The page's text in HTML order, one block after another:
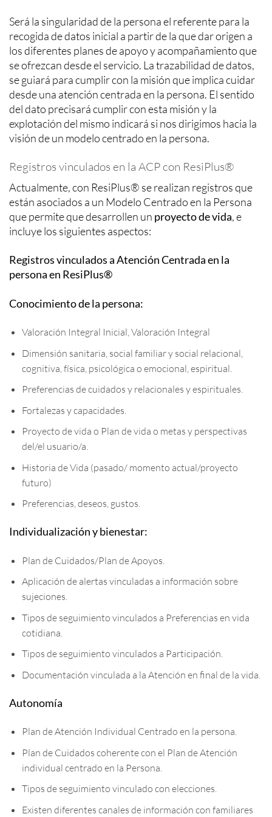
Será la singularidad de la persona el referente para la
recogida de datos inicial a partir de la que dar origen a
los diferentes planes de apoyo y acompañamiento que
se ofrezcan desde el servicio. La trazabilidad de datos,
se guiará para cumplir con la misión que implica cuidar
desde una atención centrada en la persona. El sentido
del dato precisará cumplir con esta misión y la
explotación del mismo indicará si nos dirigimos hacia la
visión de un modelo centrado en la persona.
Registros vinculados en la ACP con ResiPlus®
Actualmente, con ResiPlus® se realizan registros que
están asociados a un Modelo Centrado en la Persona
que permite que desarrollen un proyecto de vida, e
incluye los siguientes aspectos:
Registros vinculados a Atención Centrada en la
persona en ResiPlus®
Conocimiento de la persona:
Valoración Integral Inicial, Valoración Integral
Dimensión sanitaria, social familiar y social relacional,
cognitiva, física, psicológica o emocional, espiritual.
Preferencias de cuidados y relacionales y espirituales.
Fortalezas y capacidades.
Proyecto de vida o Plan de vida o metas y perspectivas
del/el usuario/a.
Historia de Vida (pasado/ momento actual/proyecto
futuro)
Preferencias, deseos, gustos.
Individualización y bienestar:
Plan de Cuidados/Plan de Apoyos.
Aplicación de alertas vinculadas a información sobre
sujeciones.
Tipos de seguimiento vinculados a Preferencias en vida
cotidiana.
Tipos de seguimiento vinculados a Participación.
Documentación vinculada a la Atención en final de la vida.
Autonomía
Plan de Atención Individual Centrado en la persona.
Plan de Cuidados coherente con el Plan de Atención
individual centrado en la Persona.
Tipos de seguimiento vinculado con elecciones.
Existen diferentes canales de información con familiares